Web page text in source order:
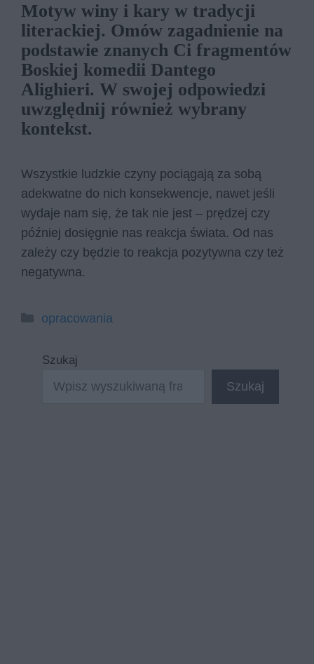
Motyw winy i kary w tradycji
literackiej. Omów zagadnienie na
podstawie znanych Ci fragmentów
Boskiej komedii Dantego
Alighieri. W swojej odpowiedzi
uwzględnij również wybrany
kontekst.
Wszystkie ludzkie czyny pociągają za sobą
adekwatne do nich konsekwencje, nawet jeśli
wydaje nam się, że tak nie jest – prędzej czy
później dosięgnie nas reakcja świata. Od nas
zależy czy będzie to reakcja pozytywna czy też
negatywna.
Kategorie
opracowania
Szukaj
Szukaj